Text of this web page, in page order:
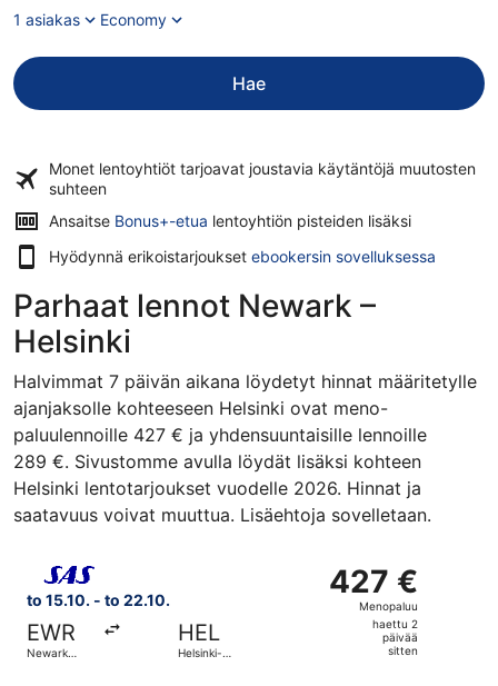
1 asiakas
Economy
Hae
Monet lentoyhtiöt tarjoavat joustavia käytäntöjä muutosten
suhteen
Ansaitse Bonus+-etua lentoyhtiön pisteiden lisäksi
Hyödynnä erikoistarjoukset ebookersin sovelluksessa
Parhaat lennot Newark –
Helsinki
Halvimmat 7 päivän aikana löydetyt hinnat määritetylle
ajanjaksolle kohteeseen Helsinki ovat meno-
paluulennoille 427 € ja yhdensuuntaisille lennoille
289 €. Sivustomme avulla löydät lisäksi kohteen
Helsinki lentotarjoukset vuodelle 2026. Hinnat ja
saatavuus voivat muuttua. Lisäehtoja sovelletaan.
to 15.10. - to 22.10.
EWR
Newark
HEL
Helsinki-
427 €
Menopaluu,
haettu
427 €
Menopaluu
haettu 2
päivää
sitten
Valitse lentoyhtiön Scandinavian Airlines lento, lähtö to